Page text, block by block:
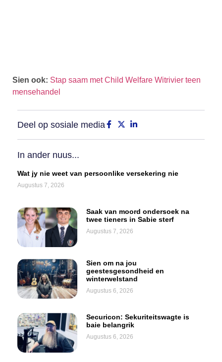
Sien ook: Stap saam met Child Welfare Witrivier teen
mensehandel
Deel op sosiale media
In ander nuus...
Wat jy nie weet van persoonlike versekering nie
Augustus 7, 2026
Saak van moord ondersoek na
twee tieners in Sabie sterf
Augustus 7, 2026
Sien om na jou
geestesgesondheid en
winterwelstand
Augustus 6, 2026
Securicon: Sekuriteitswagte is
baie belangrik
Augustus 6, 2026